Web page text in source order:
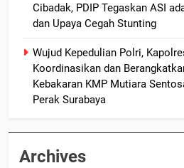
Cibadak, PDIP Tegaskan ASI
dan Upaya Cegah Stunting
Wujud Kepedulian Polri,
Koordinasikan dan
Kebakaran KMP Mutiara
Perak Surabaya
Archives